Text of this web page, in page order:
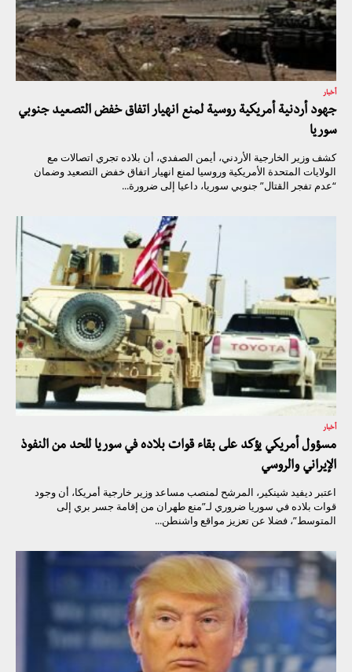
أخبار
جهود أردنية أمريكية روسية لمنع انهيار اتفاق خفض التصعيد جنوبي
سوريا
كشف وزير الخارجية الأردني، أيمن الصفدي، أن بلاده تجري اتصالات مع
الولايات المتحدة الأمريكية وروسيا لمنع انهيار اتفاق خفض التصعيد وضمان
“عدم تفجر القتال” جنوبي سوريا، داعيا إلى ضرورة...
أخبار
مسؤول أمريكي يؤكد على بقاء قوات بلاده في سوريا للحد من النفوذ
الإيراني والروسي
اعتبر ديفيد شينكير، المرشح لمنصب مساعد وزير خارجية أمريكا، أن وجود
قوات بلاده في سوريا ضروري لـ”منع طهران من إقامة جسر بري إلى
المتوسط”، فضلا عن تعزيز مواقع واشنطن...